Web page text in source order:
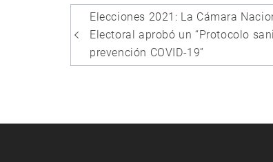
Navegación
de
entradas
Elecciones 2021: La Cámara
Electoral aprobó un “Protocolo
prevención COVID-19”